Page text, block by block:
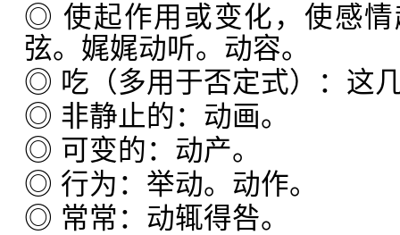
◎ 使起作用或变化，使感
弦。娓娓动听。动容。
◎ 吃（多用于否定式）：这
◎ 非静止的：动画。
◎ 可变的：动产。
◎ 行为：举动。动作。
◎ 常常：动辄得咎。